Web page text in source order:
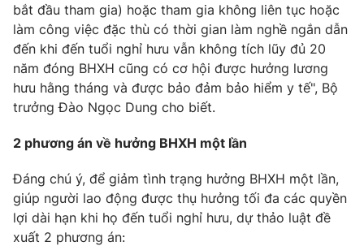
Tổng đài VTV:024.38 355 931 - 024.38 355 932
Ðiện thoại Thời báo VTV:024.66 897 897
toasoan@vtv.vn
Liên hệ quảng cáo: 024-7300.7108
bắt đầu tham gia) hoặc tham gia không liên tục hoặc
làm công việc đặc thù có thời gian làm nghề ngắn dẫn
đến khi đến tuổi nghỉ hưu vẫn không tích lũy đủ 20
năm đóng BHXH cũng có cơ hội được hưởng lương
hưu hằng tháng và được bảo đảm bảo hiểm y tế", Bộ
trưởng Đào Ngọc Dung cho biết.
2 phương án về hưởng BHXH một lần
Đáng chú ý, để giảm tình trạng hưởng BHXH một lần,
giúp người lao động được thụ hưởng tối đa các quyền
lợi dài hạn khi họ đến tuổi nghỉ hưu, dự thảo luật đề
xuất 2 phương án: